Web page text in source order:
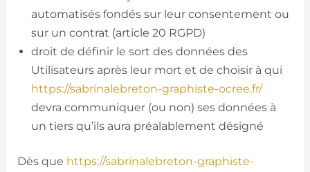
automatisés fondés sur leur consentement ou
sur un contrat (article 20 RGPD)
droit de définir le sort des données des
Utilisateurs après leur mort et de choisir à qui
https://sabrinalebreton-graphiste-ocree.fr/
devra communiquer (ou non) ses données à
un tiers qu’ils aura préalablement désigné
Dès que https://sabrinalebreton-graphiste-